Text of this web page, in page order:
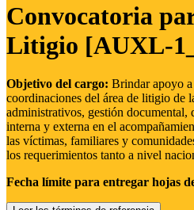
Convocatoria
Litigio [AUXL-
Objetivo del cargo: Brindar apoyo
coordinaciones del área de litigio de
administrativos, gestión
interna y externa en el
las víctimas, familiares y
los requerimientos tanto a nivel
Fecha límite para entregar hojas